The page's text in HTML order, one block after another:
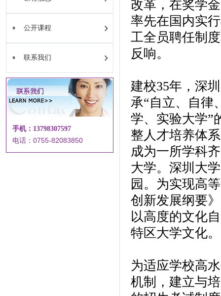
公开课程
联系我们
手机：13798307597
电话：0755-82083850
改革，在奖学
率先在国内实
工全员聘任制
反响。
建校35年，深
承“自立、自律
学、实验大学”
整人才培养体
成为一所学科
大学。深圳大
园。为实现高
创新发展纲要
以高度的文化
特区大学文化。
为适应学校高
机制，建立与